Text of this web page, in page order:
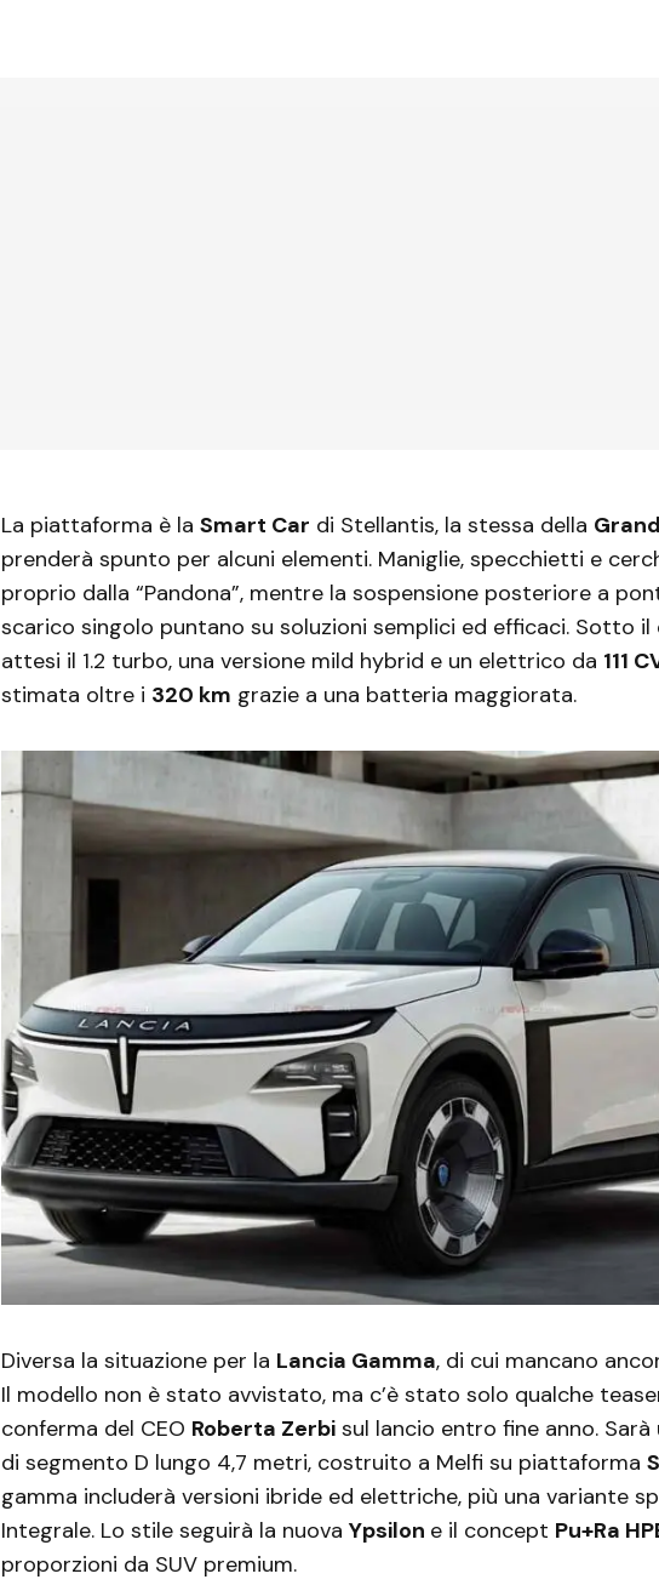
La piattaforma è la Smart Car di Stellantis, la stessa della
prenderà spunto per alcuni elementi. Maniglie, specchietti e
proprio dalla “Pandona”, mentre la sospensione posteriore a
scarico singolo puntano su soluzioni semplici ed efficaci. Sotto il
attesi il 1.2 turbo, una versione mild hybrid e un elettrico da 111
stimata oltre i 320 km grazie a una batteria maggiorata.
Diversa la situazione per la Lancia Gamma, di cui mancano
Il modello non è stato avvistato, ma c’è stato solo qualche
conferma del CEO Roberta Zerbi sul lancio entro fine anno.
di segmento D lungo 4,7 metri, costruito a Melfi su piattaforma
gamma includerà versioni ibride ed elettriche, più una variante
Integrale. Lo stile seguirà la nuova Ypsilon e il concept Pu+Ra
proporzioni da SUV premium.